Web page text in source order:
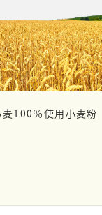
麦100％使用小麦粉